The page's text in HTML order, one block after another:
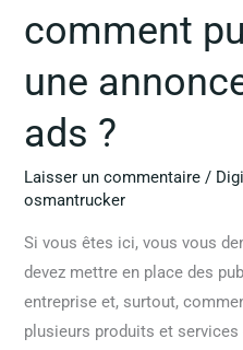
comment
une
ads ?
Laisser un commentaire /
osmantrucker
Si vous êtes ici, vous vous
devez mettre en place des
entreprise et, surtout,
plusieurs produits et